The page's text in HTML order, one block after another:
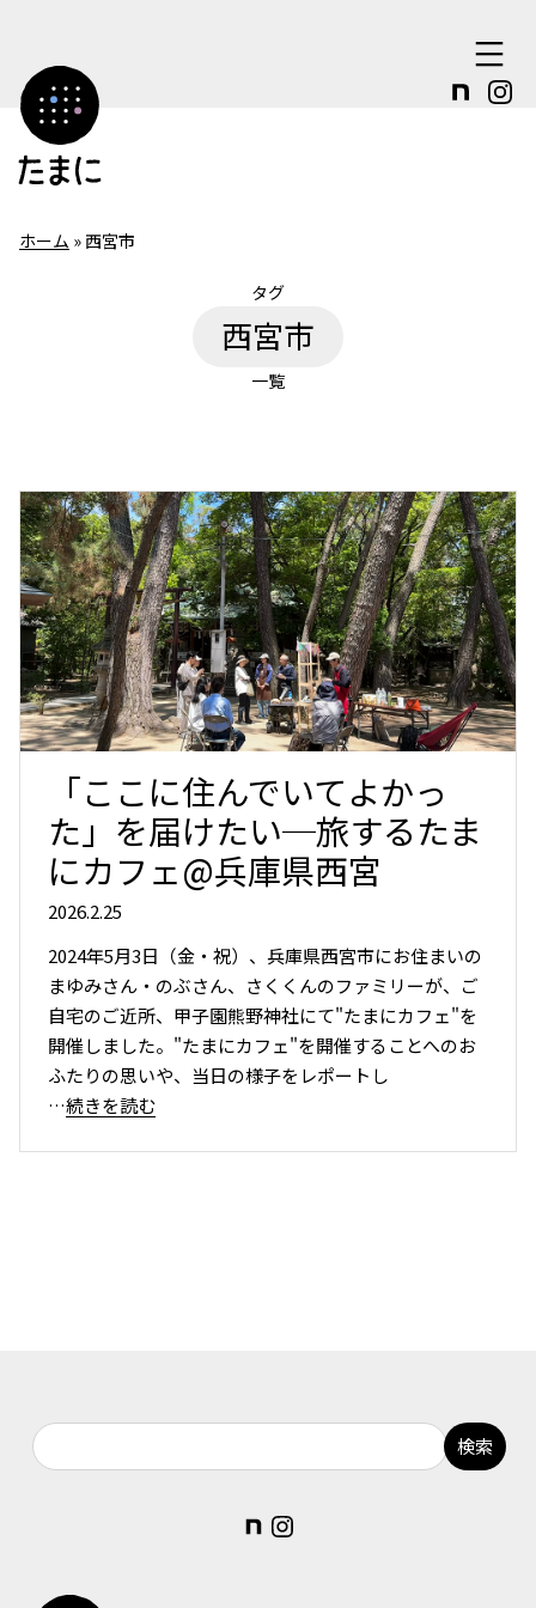
テ
ツ
ホーム » 西宮市
タグ
西宮市
一覧
「ここに住んでいてよかっ
た」を届けたい─旅するたま
にカフェ@兵庫県西宮
2026.2.25
2024年5月3日（金・祝）、兵庫県西宮市にお住まいの
まゆみさん・のぶさん、さくくんのファミリーが、ご
自宅のご近所、甲子園熊野神社にて"たまにカフェ"を
開催しました。"たまにカフェ"を開催することへのお
ふたりの思いや、当日の様子をレポートし
…続きを読む
noteInstagram